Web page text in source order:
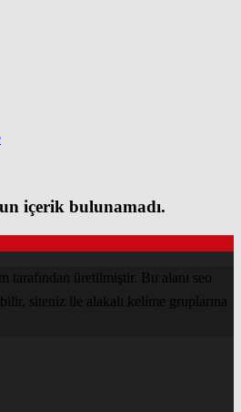
içerik bulunamadı.
tarafından üretilmiştir. Bu alanı seo
siteniz ile alakalı kelime gruplarına